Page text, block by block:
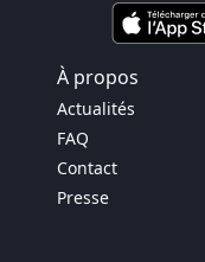
À propos
Actualités
FAQ
Contact
Presse